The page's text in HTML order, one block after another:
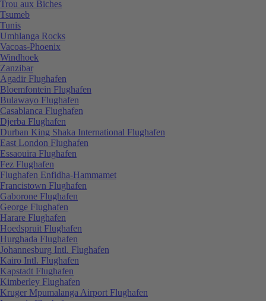
Trou aux Biches
Tsumeb
Tunis
Umhlanga Rocks
Vacoas-Phoenix
Windhoek
Zanzibar
Agadir Flughafen
Bloemfontein Flughafen
Bulawayo Flughafen
Casablanca Flughafen
Djerba Flughafen
Durban King Shaka International Flughafen
East London Flughafen
Essaouira Flughafen
Fez Flughafen
Flughafen Enfidha-Hammamet
Francistown Flughafen
Gaborone Flughafen
George Flughafen
Harare Flughafen
Hoedspruit Flughafen
Hurghada Flughafen
Johannesburg Intl. Flughafen
Kairo Intl. Flughafen
Kapstadt Flughafen
Kimberley Flughafen
Kruger Mpumalanga Airport Flughafen